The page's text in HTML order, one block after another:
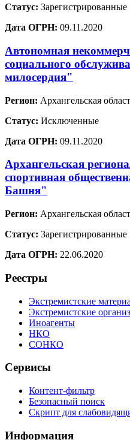
Статус: Зарегистрированные
Дата ОГРН: 09.11.2020
Автономная
социального
милосердия"
Регион: Архангельская
Статус: Исключенные
Дата ОГРН: 09.11.2020
Архангельская
спортивная
Башня"
Регион: Архангельская
Статус: Зарегистрированные
Дата ОГРН: 22.06.2020
Реестры
Экстремистские
Экстремистские
Иноагенты
НКО
СОНКО
Сервисы
Контент-фильтр
Безопасный поиск
Скрипт для
Информация